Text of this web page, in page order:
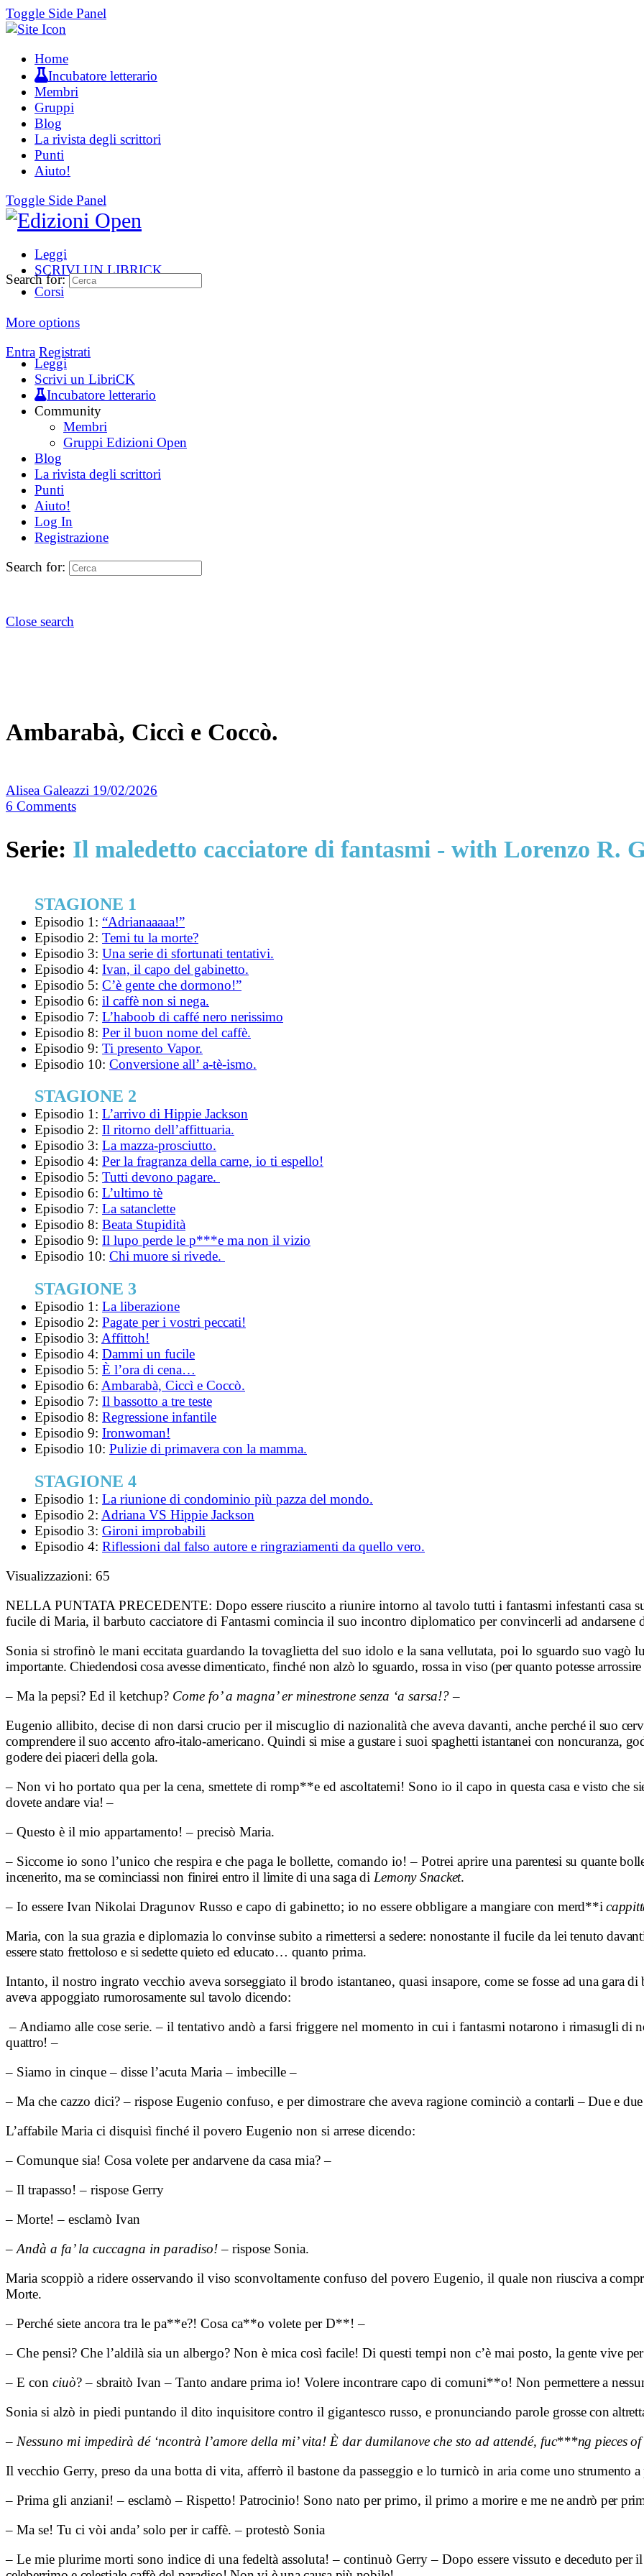
Toggle Side Panel
Home
Incubatore letterario
Membri
Gruppi
Blog
La rivista degli scrittori
Punti
Aiuto!
Toggle Side Panel
Leggi
SCRIVI UN LIBRICK
Corsi
More options
Entra Registrati
Search for:
Leggi
Scrivi un LibriCK
Incubatore letterario
Community
Membri
Gruppi Edizioni Open
Blog
La rivista degli scrittori
Punti
Aiuto!
Log In
Registrazione
Search for:
Close search
Ambarabà, Ciccì e Coccò.
Alisea Galeazzi 19/02/2026
6 Comments
Serie: Il maledetto cacciatore di fantasmi - with Lorenzo R.
STAGIONE 1
Episodio 1: “Adrianaaaaa!”
Episodio 2: Temi tu la morte?
Episodio 3: Una serie di sfortunati tentativi.
Episodio 4: Ivan, il capo del gabinetto.
Episodio 5: C’è gente che dormono!”
Episodio 6: il caffè non si nega.
Episodio 7: L’haboob di caffé nero nerissimo
Episodio 8: Per il buon nome del caffè.
Episodio 9: Ti presento Vapor.
Episodio 10: Conversione all’ a-tè-ismo.
STAGIONE 2
Episodio 1: L’arrivo di Hippie Jackson
Episodio 2: Il ritorno dell’affittuaria.
Episodio 3: La mazza-prosciutto.
Episodio 4: Per la fragranza della carne, io ti espello!
Episodio 5: Tutti devono pagare.
Episodio 6: L’ultimo tè
Episodio 7: La satanclette
Episodio 8: Beata Stupidità
Episodio 9: Il lupo perde le p***e ma non il vizio
Episodio 10: Chi muore si rivede.
STAGIONE 3
Episodio 1: La liberazione
Episodio 2: Pagate per i vostri peccati!
Episodio 3: Affittoh!
Episodio 4: Dammi un fucile
Episodio 5: È l’ora di cena…
Episodio 6: Ambarabà, Ciccì e Coccò.
Episodio 7: Il bassotto a tre teste
Episodio 8: Regressione infantile
Episodio 9: Ironwoman!
Episodio 10: Pulizie di primavera con la mamma.
STAGIONE 4
Episodio 1: La riunione di condominio più pazza del mondo.
Episodio 2: Adriana VS Hippie Jackson
Episodio 3: Gironi improbabili
Episodio 4: Riflessioni dal falso autore e ringraziamenti da quello vero.
Visualizzazioni: 65
NELLA PUNTATA PRECEDENTE: Dopo essere riuscito a riunire intorno al tavolo tutti i fantasmi infestanti casa
fucile di Maria, il barbuto cacciatore di Fantasmi comincia il suo incontro diplomatico per convincerli ad andarsene
Sonia si strofinò le mani eccitata guardando la tovaglietta del suo idolo e la sana vellutata, poi lo sguardo suo vagò
importante. Chiedendosi cosaavesse dimenticato, finché non alzò lo sguardo, rossa in viso (per quanto potesse
– Ma la pepsi? Ed il ketchup? Come fo’ a magna’ er minestrone senza ‘a sarsa!?–
Eugenio allibito, decise di non darsi crucio per il miscuglio di nazionalità che aveva davanti, anche perché il suo
comprendere il suo accento afro-italo-americano. Quindi si mise a gustare i suoi spaghetti istantanei con noncuranza,
godere dei piaceri della gola.
– Non vi ho portato qua per la cena, smettete di romp**e ed ascoltatemi! Sono io il capo in questa casa e visto che
dovete andare via! –
– Questo è il mio appartamento! – precisò Maria.
– Siccome io sono l’unico che respira e che paga le bollette, comando io! – Potrei aprire una parentesi su quante
incenerito, ma se cominciassi non finirei entro il limite di una saga di Lemony Snacket.
– Io essere Ivan Nikolai Dragunov Russo e capo di gabinetto; io no essere obbligare a mangiare con merd**i
Maria, con la sua grazia e diplomazia lo convinse subito a rimettersi a sedere: nonostante il fucile da lei tenuto
essere stato frettoloso e sisedette quieto ed educato… quanto prima.
Intanto, il nostro ingrato vecchio aveva sorseggiato il brodo istantaneo, quasi insapore, come se fosse ad una gara di
aveva appoggiato rumorosamente sul tavolo dicendo:
– Andiamo alle cose serie. – il tentativo andò a farsi friggere nel momento in cui i fantasmi notarono i rimasugli di
quattro! –
– Siamo in cinque – disse l’acuta Maria – imbecille –
– Ma che cazzo dici? – rispose Eugenio confuso, e per dimostrare che aveva ragione cominciò a contarli – Due e
L’affabile Maria ci disquisì finché il povero Eugenio non si arrese dicendo:
– Comunque sia! Cosa volete per andarvene da casa mia? –
– Il trapasso! – rispose Gerry
– Morte! – esclamò Ivan
–Andà a fa’ la cuccagna in paradiso!– rispose Sonia.
Maria scoppiò a ridere osservando il viso sconvoltamente confuso del povero Eugenio, il quale non riusciva a
Morte.
– Perché siete ancora tra le pa**e?! Cosa ca**o volete per D**! –
– Che pensi? Che l’aldilà sia un albergo? Non è mica così facile! Di questi tempi non c’è mai posto, la gente vive
– E con ciuò? – sbraitò Ivan – Tanto andare prima io! Volere incontrare capo di comuni**o! Non permettere a
Sonia si alzò in piedi puntando il dito inquisitore contro il gigantesco russo, e pronunciando parole grosse con
– Nessuno mi impedirà dé ‘ncontrà l’amore della mi’ vita! È dar dumilanove che sto ad attendé, fuc***ng pieces
Il vecchio Gerry, preso da una botta di vita, afferrò il bastone da passeggio e lo turnicò in aria come uno strumento
– Prima gli anziani! – esclamò – Rispetto! Patrocinio! Sono nato per primo, il primo a morire e me ne andrò per
– Ma se! Tu ci vòi anda’ solo per ir caffè. – protestò Sonia
– Le mie plurime morti sono indice di una fedeltà assoluta! – continuò Gerry – Dopo essere vissuto e deceduto per